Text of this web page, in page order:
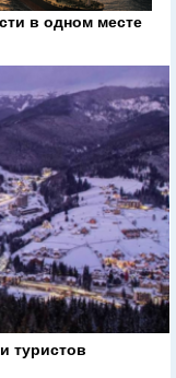
в одном месте
туристов